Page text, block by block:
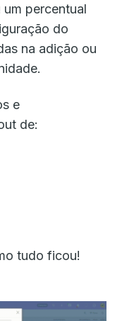
percentual
do
na adição ou
e
de:
tudo ficou!